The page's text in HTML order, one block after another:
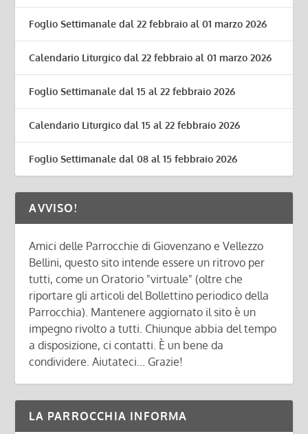
Foglio Settimanale dal 22 febbraio al 01 marzo 2026
Calendario Liturgico dal 22 febbraio al 01 marzo 2026
Foglio Settimanale dal 15 al 22 febbraio 2026
Calendario Liturgico dal 15 al 22 febbraio 2026
Foglio Settimanale dal 08 al 15 febbraio 2026
AVVISO!
Amici delle Parrocchie di Giovenzano e Vellezzo
Bellini, questo sito intende essere un ritrovo per
tutti, come un Oratorio "virtuale" (oltre che
riportare gli articoli del Bollettino periodico della
Parrocchia). Mantenere aggiornato il sito è un
impegno rivolto a tutti. Chiunque abbia del tempo
a disposizione, ci contatti. È un bene da
condividere. Aiutateci... Grazie!
LA PARROCCHIA INFORMA